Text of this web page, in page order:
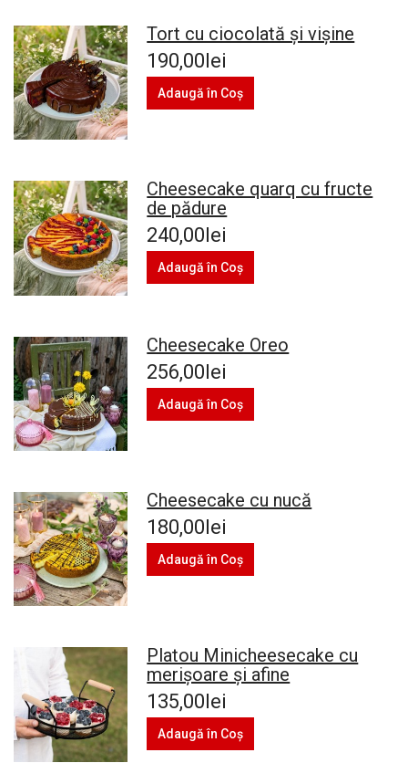
Tort cu ciocolată şi vişine
190,00lei
Adaugă în Coş
Cheesecake quarq cu fructe
de pădure
240,00lei
Adaugă în Coş
Cheesecake Oreo
256,00lei
Adaugă în Coş
Cheesecake cu nucă
180,00lei
Adaugă în Coş
Platou Minicheesecake cu
merișoare și afine
135,00lei
Adaugă în Coş